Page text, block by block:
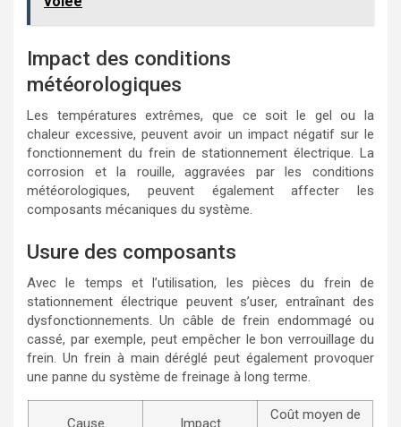
Impact des conditions
météorologiques
Les températures extrêmes, que ce soit le gel ou la
chaleur excessive, peuvent avoir un impact négatif sur le
fonctionnement du frein de stationnement électrique. La
corrosion et la rouille, aggravées par les conditions
météorologiques, peuvent également affecter les
composants mécaniques du système.
Usure des composants
Avec le temps et l’utilisation, les pièces du frein de
stationnement électrique peuvent s’user, entraînant des
dysfonctionnements. Un câble de frein endommagé ou
cassé, par exemple, peut empêcher le bon verrouillage du
frein. Un frein à main déréglé peut également provoquer
une panne du système de freinage à long terme.
Cause Impact
Coût moyen de